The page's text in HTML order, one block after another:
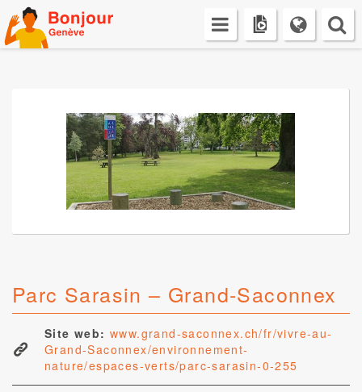
Skip
to
content
Parc Sarasin – Grand-Saconnex
Site web: www.grand-saconnex.ch/fr/vivre-au-
Grand-Saconnex/environnement-
nature/espaces-verts/parc-sarasin-0-255